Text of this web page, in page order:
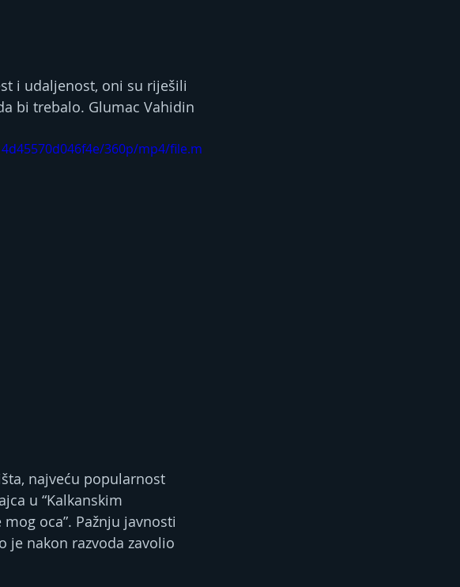
i udaljenost, oni su riješili
bi trebalo. Glumac Vahidin
360p/mp4/file.m
najveću popularnost
u “Kalkanskim
oca”. Pažnju javnosti
je nakon razvoda zavolio